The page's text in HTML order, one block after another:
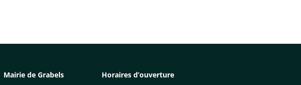
Mairie de Grabels
Horaires d’ouverture